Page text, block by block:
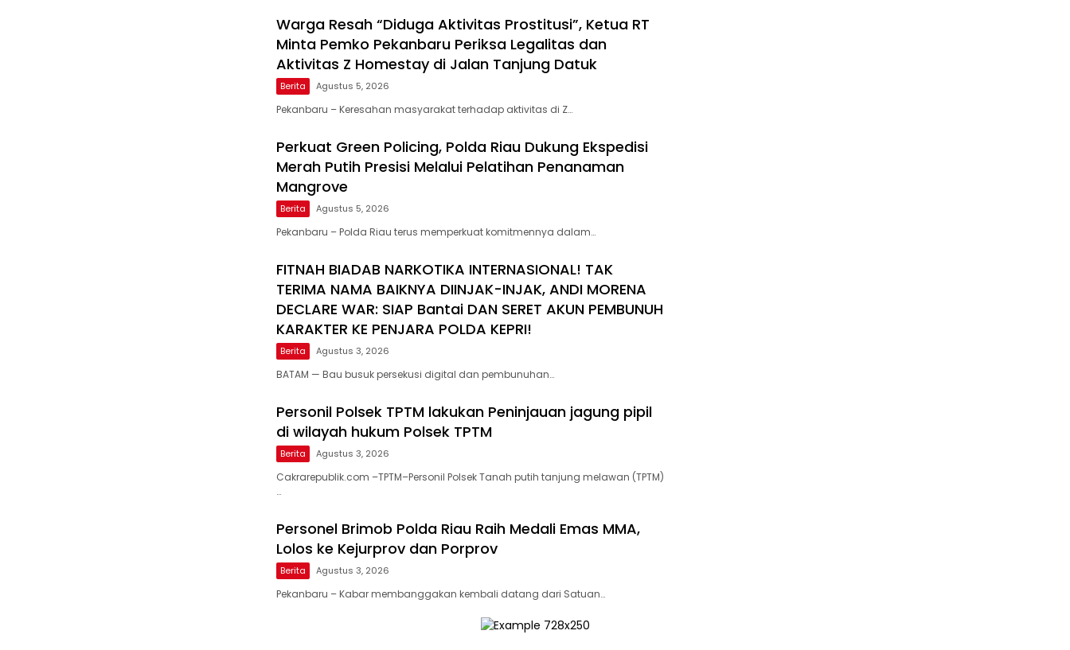
Warga Resah “Diduga Aktivitas Prostitusi”, Ketua RT
Minta Pemko Pekanbaru Periksa Legalitas dan
Aktivitas Z Homestay di Jalan Tanjung Datuk
Berita Agustus 5, 2026
Pekanbaru – Keresahan masyarakat terhadap aktivitas di Z…
Perkuat Green Policing, Polda Riau Dukung Ekspedisi
Merah Putih Presisi Melalui Pelatihan Penanaman
Mangrove
Berita Agustus 5, 2026
Pekanbaru – Polda Riau terus memperkuat komitmennya dalam…
FITNAH BIADAB NARKOTIKA INTERNASIONAL! TAK
TERIMA NAMA BAIKNYA DIINJAK-INJAK, ANDI MORENA
DECLARE WAR: SIAP Bantai DAN SERET AKUN PEMBUNUH
KARAKTER KE PENJARA POLDA KEPRI!
Berita Agustus 3, 2026
BATAM — Bau busuk persekusi digital dan pembunuhan…
Personil Polsek TPTM lakukan Peninjauan jagung pipil
di wilayah hukum Polsek TPTM
Berita Agustus 3, 2026
Cakrarepublik.com –TPTM–Personil Polsek Tanah putih tanjung melawan (TPTM)
…
Personel Brimob Polda Riau Raih Medali Emas MMA,
Lolos ke Kejurprov dan Porprov
Berita Agustus 3, 2026
Pekanbaru – Kabar membanggakan kembali datang dari Satuan…